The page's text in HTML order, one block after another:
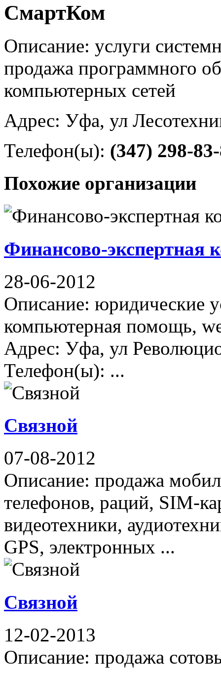
СмартКом
Описание: услуги
продажа программного
компьютерных сетей
Адрес: Уфа, ул
Телефон(ы): (347) 298-
Похожие организации
Финансово-экспертная
28-06-2012
Описание: юридические
компьютерная помощь,
Адрес: Уфа, ул
Телефон(ы): ...
Связной
07-08-2012
Описание: продажа
телефонов, раций, SIM-
видеотехники,
GPS, электронных ...
Связной
12-02-2013
Описание: продажа